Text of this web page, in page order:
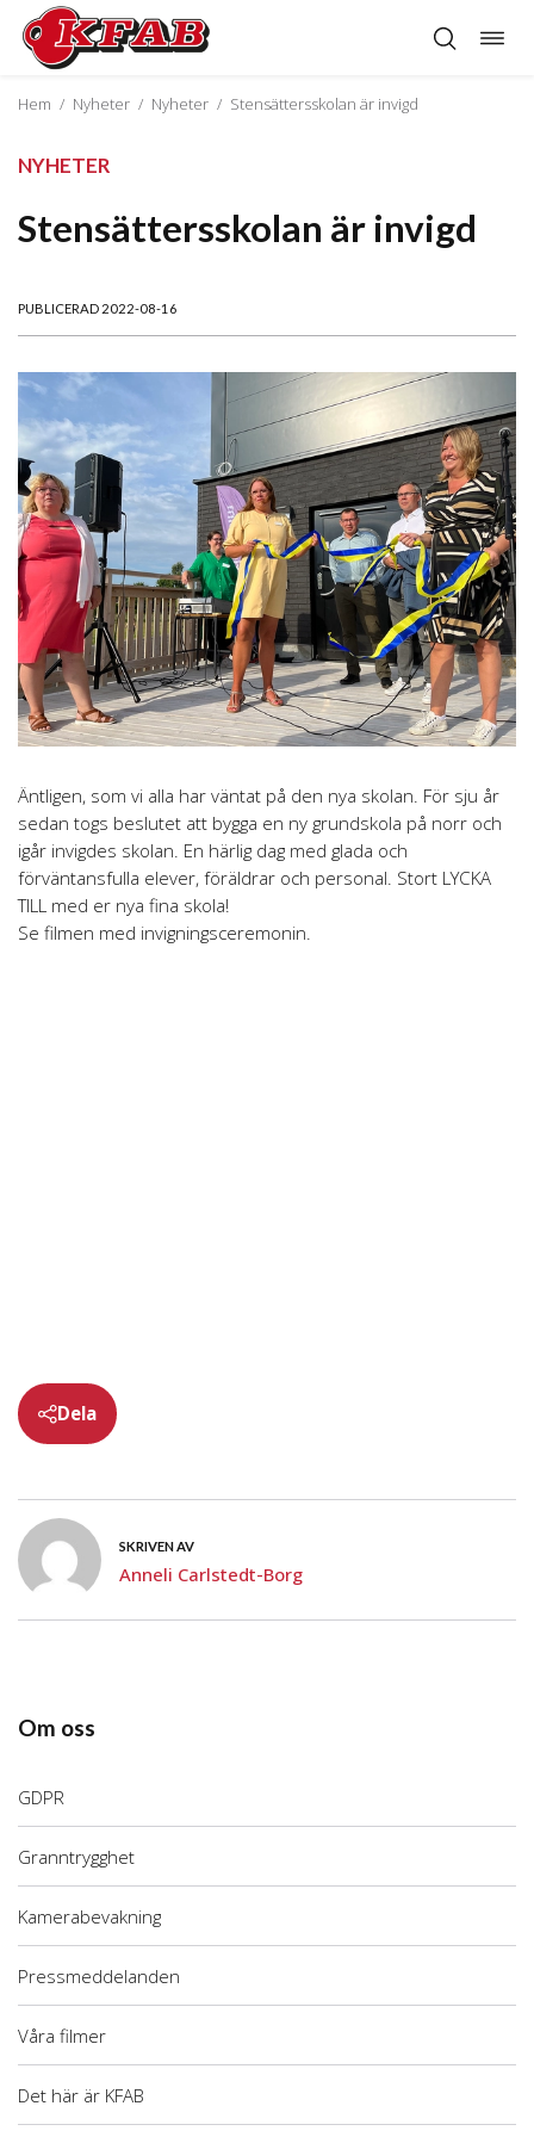
Hoppa
innehåll
Hem / Nyheter / Nyheter / Stensättersskolan är invigd
Om oss
GDPR
Granntrygghet
Kamerabevakning
Pressmeddelanden
Våra filmer
Det här är KFAB
NYHETER
Stensättersskolan är invigd
PUBLICERAD 2022-08-16
Äntligen, som vi alla har väntat på den nya skolan. För sju år
sedan togs beslutet att bygga en ny grundskola på norr och
igår invigdes skolan. En härlig dag med glada och
förväntansfulla elever, föräldrar och personal. Stort LYCKA
TILL med er nya fina skola!
Se filmen med invigningsceremonin.
Dela
SKRIVEN AV
Anneli Carlstedt-Borg